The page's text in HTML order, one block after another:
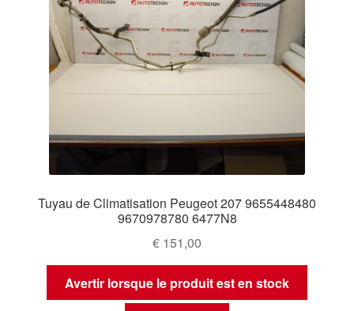
Tuyau de Climatisation Peugeot 207 9655448480
9670978780 6477N8
€ 151,00
Avertir lorsque le produit est en stock